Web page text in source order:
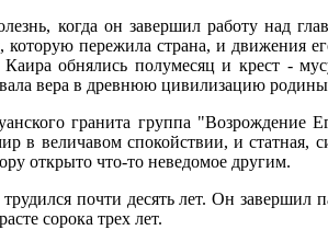
когда он завершил работу над
которую пережила страна, и
обнялись полумесяц и крест -
вера в древнюю цивилизацию
гранита группа
в величавом спокойствии, и
открыто что-то неведомое другим.
почти десять лет. Он завершил
сорока трех лет.